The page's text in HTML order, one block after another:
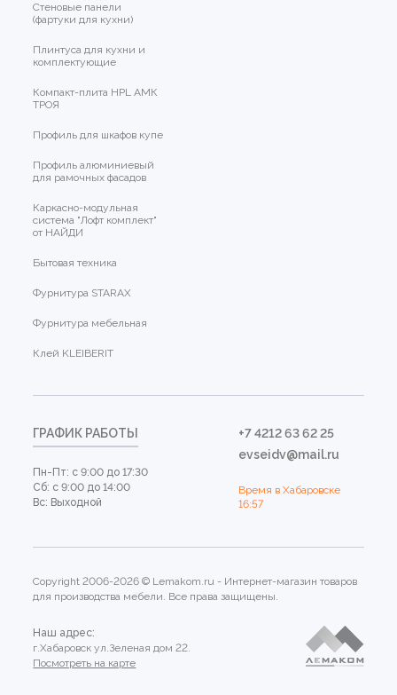
Стеновые панели
(фартуки для кухни)
Плинтуса для кухни и
комплектующие
Компакт-плита HPL АМК
ТРОЯ
Профиль для шкафов купе
Профиль алюминиевый
для рамочных фасадов
Каркасно-модульная
система "Лофт комплект"
от НАЙДИ
Бытовая техника
Фурнитура STARAX
Фурнитура мебельная
Клей KLEIBERIT
ГРАФИК РАБОТЫ
Пн-Пт: с 9:00 до 17:30
Сб: с 9:00 до 14:00
Вс: Выходной
+7 4212 63 62 25
evseidv@mail.ru
Время в Хабаровске
16:57
Copyright 2006-2026 © Lemakom.ru - Интернет-магазин товаров
для производства мебели. Все права защищены.
Наш адрес:
г.Хабаровск ул.Зеленая дом 22.
Посмотреть на карте